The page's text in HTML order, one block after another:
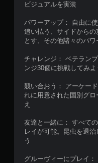
ビジュアルを実装
パワーアップ： 自由に
追い払う、サイドから
とす、その他諸々のパ
チャレンジ： ベテラン
ンジ30個に挑戦してみよ
競い合おう： アーケー
れに用意された国別グ
え
友達と一緒に： すべて
レイが可能。昆虫を退
う
グルーヴィーにプレイ